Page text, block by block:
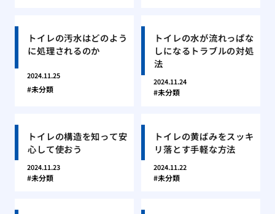
トイレの汚水はどのよう
に処理されるのか
2024.11.25
未分類
トイレの水が流れっぱな
しになるトラブルの対処
法
2024.11.24
未分類
トイレの構造を知って安
心して使おう
2024.11.23
未分類
トイレの黄ばみをスッキ
リ落とす手軽な方法
2024.11.22
未分類